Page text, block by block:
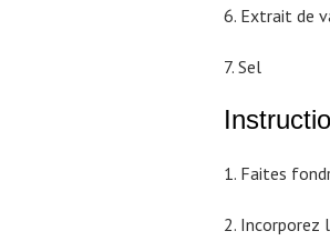
6. Extrait de
7. Sel
1. Faites
2. Incorporez